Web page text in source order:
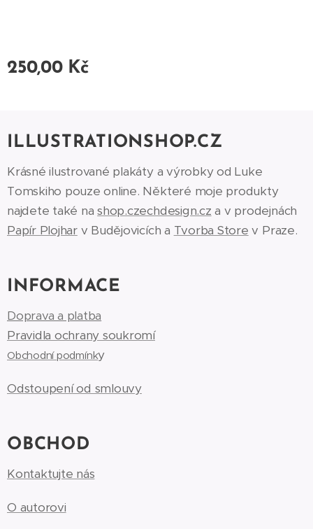
250,00Kč
ILLUSTRATIONSHOP.CZ
Krásné ilustrované plakáty a výrobky od Luke
Tomskiho pouze online. Některé moje produkty
najdete také nashop.czechdesign.cz a v prodejnách
Papír Plojharv Budějovicích a Tvorba Store v Praze.
INFORMACE
Doprava a platba
Pravidla ochrany soukromí
Obchodní podmínky
Odstoupení od smlouvy
OBCHOD
Kontaktujte nás
O autorovi